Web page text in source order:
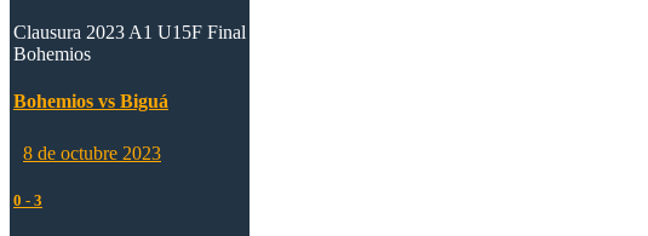
Clausura 2023 A1 U15F Final
Bohemios
Bohemios vs Biguá
8 de octubre 2023
0 - 3